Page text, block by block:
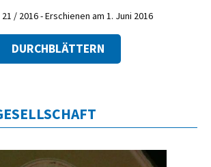
/ 2016 - Erschienen am 1. Juni 2016
DURCHBLÄTTERN